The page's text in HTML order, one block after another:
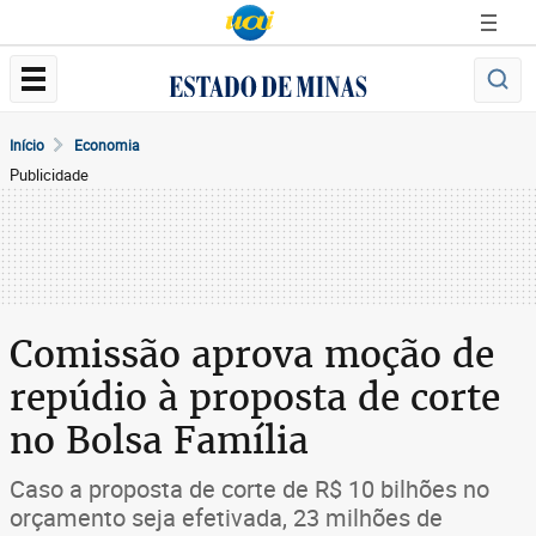
Início Economia
Publicidade
Comissão aprova moção de
repúdio à proposta de corte
no Bolsa Família
Caso a proposta de corte de R$ 10 bilhões no
orçamento seja efetivada, 23 milhões de